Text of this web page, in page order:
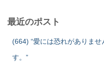
最近のポスト
(664) “愛には恐れがありま
す。”